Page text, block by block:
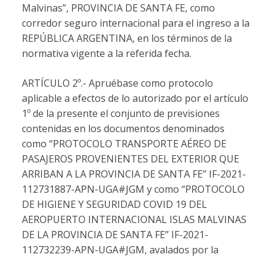
Malvinas”, PROVINCIA DE SANTA FE, como
corredor seguro internacional para el ingreso a la
REPÚBLICA ARGENTINA, en los términos de la
normativa vigente a la referida fecha.
ARTÍCULO 2º.- Apruébase como protocolo
aplicable a efectos de lo autorizado por el artículo
1º de la presente el conjunto de previsiones
contenidas en los documentos denominados
como “PROTOCOLO TRANSPORTE AÉREO DE
PASAJEROS PROVENIENTES DEL EXTERIOR QUE
ARRIBAN A LA PROVINCIA DE SANTA FE” IF-2021-
112731887-APN-UGA#JGM y como “PROTOCOLO
DE HIGIENE Y SEGURIDAD COVID 19 DEL
AEROPUERTO INTERNACIONAL ISLAS MALVINAS
DE LA PROVINCIA DE SANTA FE” IF-2021-
112732239-APN-UGA#JGM, avalados por la